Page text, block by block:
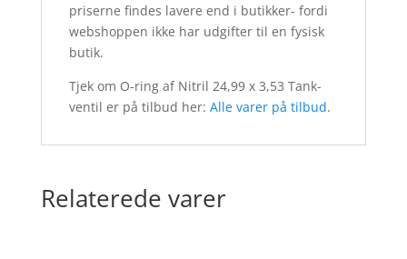
priserne findes lavere end i butikker- fordi
webshoppen ikke har udgifter til en fysisk
butik.
Tjek om O-ring af Nitril 24,99 x 3,53 Tank-
ventil er på tilbud her: Alle varer på tilbud.
Relaterede varer